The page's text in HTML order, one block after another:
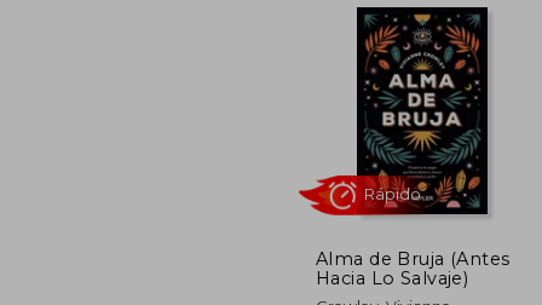
50%
dcto.
Alma de Bruja (Antes
Hacia Lo Salvaje)